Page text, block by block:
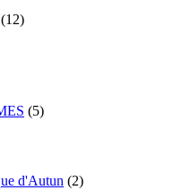
(12)
(5)
d'Autun (2)